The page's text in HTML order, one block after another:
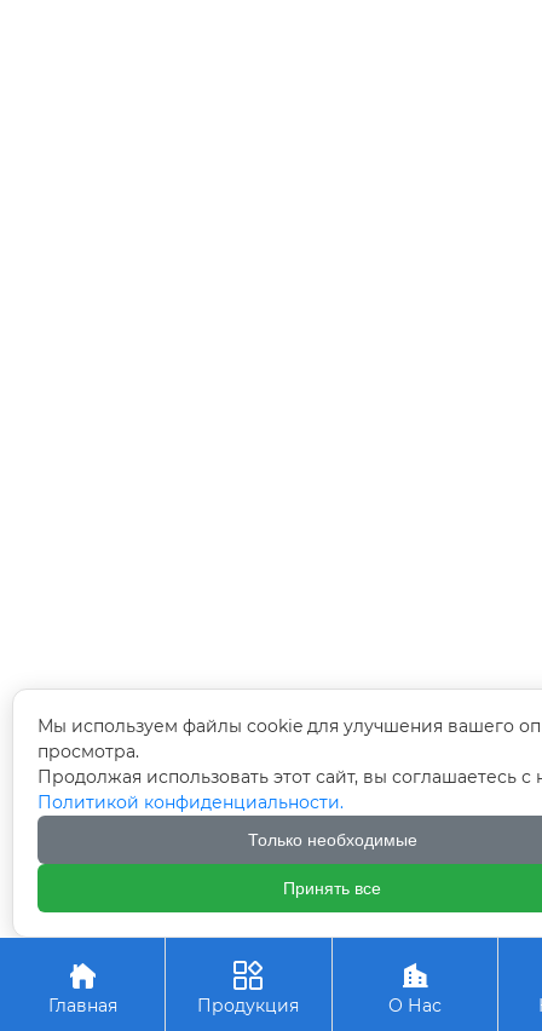

Главная

Продукция

О Нас
Мы используем файлы cookie для улучшения вашего
просмотра.
Продолжая использовать этот сайт, вы соглашаетесь
Политикой конфиденциальности.
Только необходимые
Принять все